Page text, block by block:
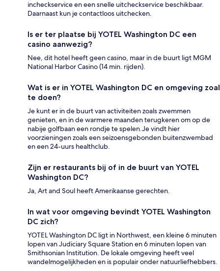
incheckservice en een snelle uitcheckservice beschikbaar.
Daarnaast kun je contactloos uitchecken.
Is er ter plaatse bij YOTEL Washington DC een
casino aanwezig?
Nee, dit hotel heeft geen casino, maar in de buurt ligt MGM
National Harbor Casino (14 min. rijden).
Wat is er in YOTEL Washington DC en omgeving zoal
te doen?
Je kunt er in de buurt van activiteiten zoals zwemmen
genieten, en in de warmere maanden terugkeren om op de
nabije golfbaan een rondje te spelen.Je vindt hier
voorzieningen zoals een seizoensgebonden buitenzwembad
en een 24-uurs healthclub.
Zijn er restaurants bij of in de buurt van YOTEL
Washington DC?
Ja, Art and Soul heeft Amerikaanse gerechten.
In wat voor omgeving bevindt YOTEL Washington
DC zich?
YOTEL Washington DC ligt in Northwest, een kleine 6 minuten
lopen van Judiciary Square Station en 6 minuten lopen van
Smithsonian Institution. De lokale omgeving heeft veel
wandelmogelijkheden en is populair onder natuurliefhebbers.